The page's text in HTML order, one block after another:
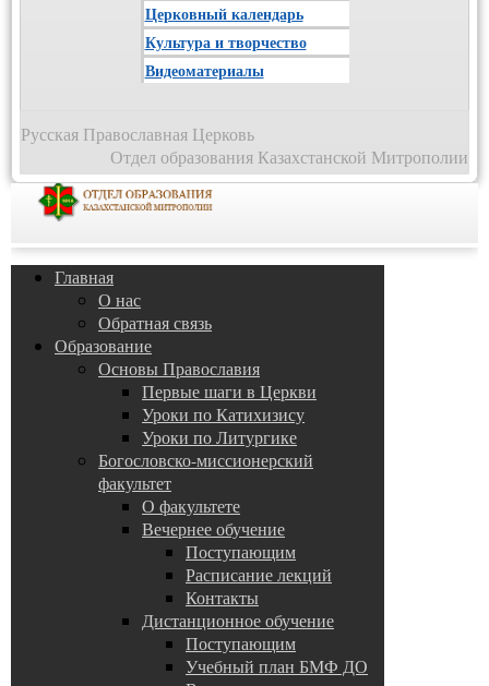
Церковный календарь
Культура и творчество
Видеоматериалы
Русская Православная Церковь
Отдел образования Казахстанской Митрополии
Главная
О нас
Обратная связь
Образование
Основы Православия
Первые шаги в Церкви
Уроки по Катихизису
Уроки по Литургике
Богословско-миссионерский
факультет
О факультете
Вечернее обучение
Поступающим
Расписание лекций
Контакты
Дистанционное обучение
Поступающим
Учебный план БМФ ДО